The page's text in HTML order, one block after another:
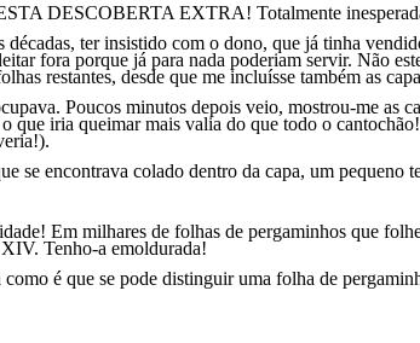
DESCOBERTA EXTRA! Totalmente
ter insistido com o dono, que já tinha
fora porque já para nada poderiam servir. Não
restantes, desde que me incluísse também as
Poucos minutos depois veio, mostrou-me as
que iria queimar mais valia do que todo o
se encontrava colado dentro da capa, um pequeno
Em milhares de folhas de pergaminhos que
Tenho-a emoldurada!
é que se pode distinguir uma folha de